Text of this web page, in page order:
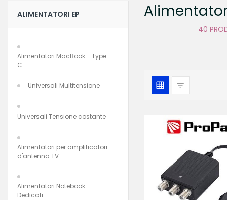
ALIMENTATORI EP
Alimentatori MacBook - Type
C
Universali Multitensione
Universali Tensione costante
Alimentatori per amplificatori
d'antenna TV
Alimentatori Notebook
Dedicati
40